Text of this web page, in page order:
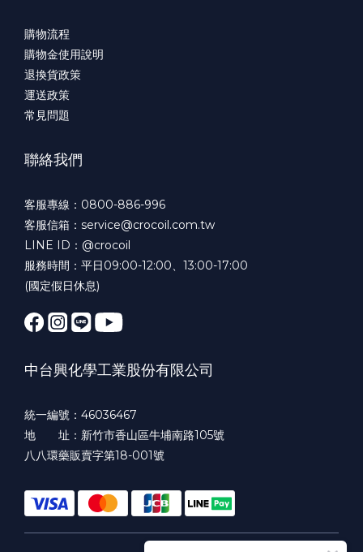
購物流程
購物金使用說明
退換貨政策
運送政策
常見問題
聯絡我們
客服專線：0800-886-996
客服信箱：service@crocoil.com.tw
LINE ID：@crocoil
服務時間：平日09:00-12:00、13:00-17:00
(國定假日休息)
中台興化學工業股份有限公司
統一編號：46036467
地 址：新竹市香山區牛埔南路105號
八八環藥販賣字第18-001號